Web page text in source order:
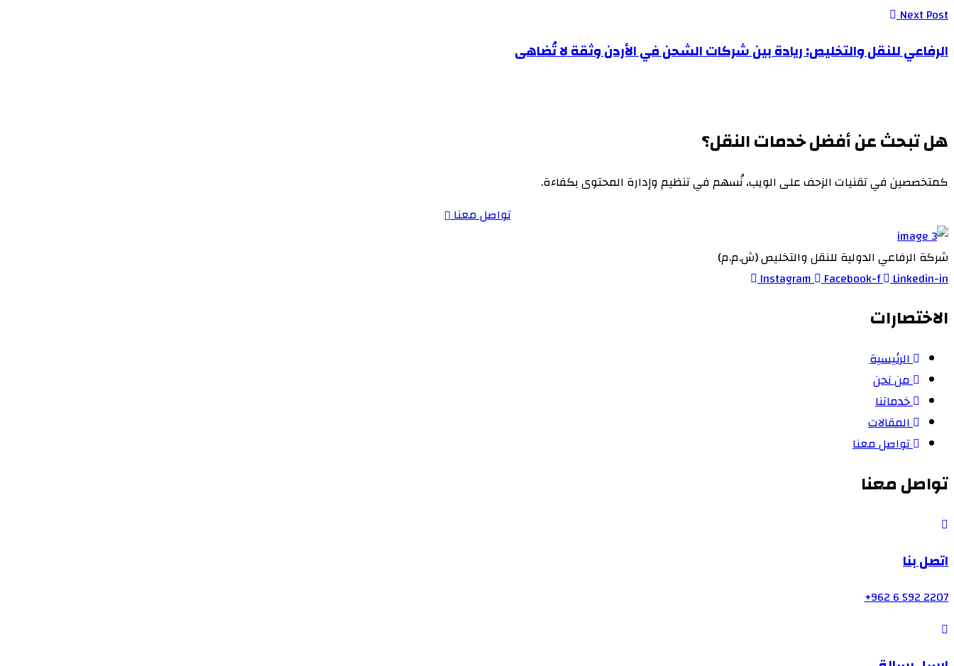
Next Post
الرفاعي للنقل والتخليص: ريادة بين شركات الشحن في الأردن وثقة لا تُضاهى
هل تبحث عن أفضل خدمات النقل؟
كمتخصصين في تقنيات الزحف على الويب، نُسهم في تنظيم وإدارة المحتوى بكفاءة.
تواصل معنا
شركة الرفاعي الدولية للنقل والتخليص (ش.م.م)
Instagram Facebook-f Linkedin-in
الاختصارات
الرئيسية
من نحن
خدماتنا
المقالات
تواصل معنا
تواصل معنا
اتصل بنا
2207 592 6 962+